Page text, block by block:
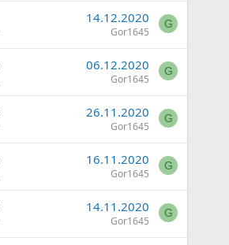
14.12.2020
Gor1645
G
06.12.2020
Gor1645
G
26.11.2020
Gor1645
G
16.11.2020
Gor1645
G
14.11.2020
Gor1645
G